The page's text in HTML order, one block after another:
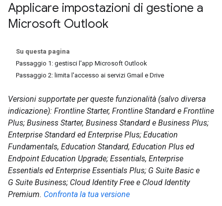
Applicare impostazioni di gestione a
Microsoft Outlook
Su questa pagina
Passaggio 1: gestisci l'app Microsoft Outlook
Passaggio 2: limita l'accesso ai servizi Gmail e Drive
Versioni supportate per queste funzionalità (salvo diversa
indicazione): Frontline Starter, Frontline Standard e Frontline
Plus; Business Starter, Business Standard e Business Plus;
Enterprise Standard ed Enterprise Plus; Education
Fundamentals, Education Standard, Education Plus ed
Endpoint Education Upgrade; Essentials, Enterprise
Essentials ed Enterprise Essentials Plus; G Suite Basic e
G Suite Business; Cloud Identity Free e Cloud Identity
Premium. Confronta la tua versione